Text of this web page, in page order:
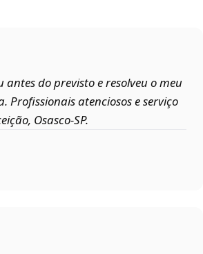
antes do previsto e resolveu o meu
Profissionais atenciosos e serviço
Osasco‑SP.